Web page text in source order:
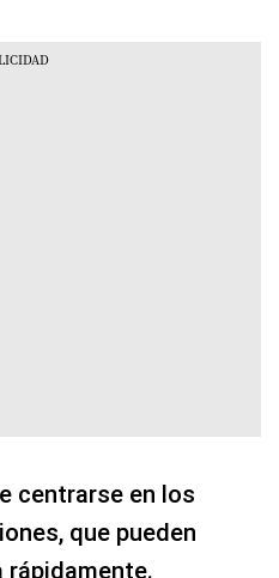
centrarse en los
que pueden
rápidamente.